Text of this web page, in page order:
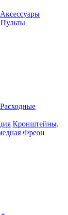
Аксессуары
Пульты
Расходные
Кронштейны,
Фреон